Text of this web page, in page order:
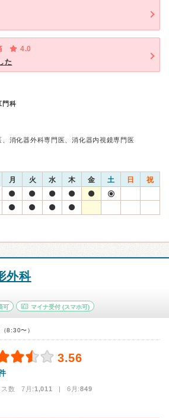
4.0
た
門科
消化器外科専門医、消化器内視鏡専門医
月 火 水 木 金 土 日 祝
外科
可 マイナ受付 (スマホ可)
8:30〜）
3.56
ス数 7月:1,011 | 6月:849